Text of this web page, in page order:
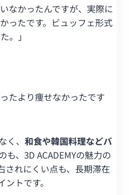
なかったんですが、実際に
ったです。ビュッフェ形式
。」
たより痩せなかったです
く、 和食や韓国料理などバ
も、3D ACADEMYの魅力の
されにくい点も、長期滞在
トです。